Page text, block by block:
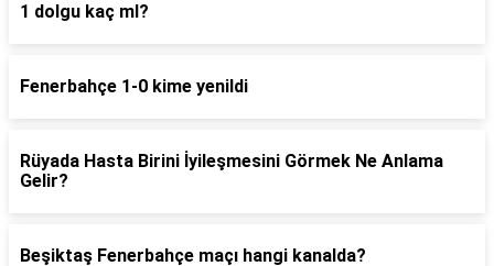
1 dolgu kaç ml?
Fenerbahçe 1-0 kime yenildi
Rüyada Hasta Birini İyileşmesini Görmek Ne Anlama
Gelir?
Beşiktaş Fenerbahçe maçı hangi kanalda?